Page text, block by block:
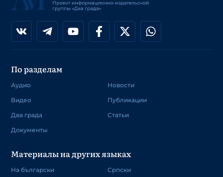
По разделам
Аудио
Видео
Два града
Документы
Новости
Публикации
Статьи
Материалы на других языках
На български
Српски